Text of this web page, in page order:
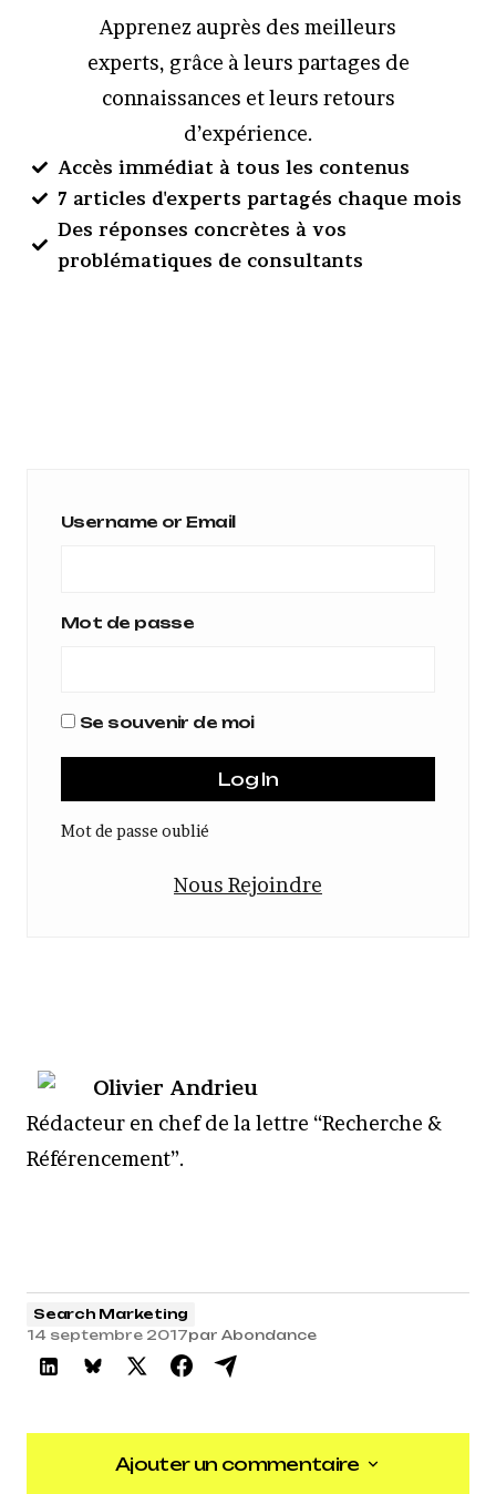
Apprenez auprès des meilleurs
experts, grâce à leurs partages de
connaissances et leurs retours
d’expérience.
Accès immédiat à tous les contenus
7 articles d'experts partagés chaque mois
Des réponses concrètes à vos
problématiques de consultants
Username or Email
Mot de passe
Se souvenir de moi
Mot de passe oublié
Nous Rejoindre
Olivier Andrieu
Rédacteur en chef de la lettre “Recherche &
Référencement”.
Search Marketing
14 septembre 2017par Abondance
Ajouter un commentaire